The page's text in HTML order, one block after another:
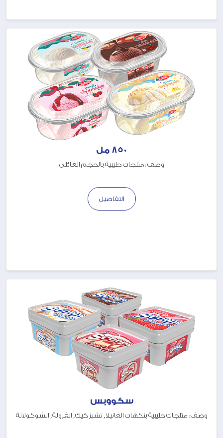
850 مل
وصف : مثلجات حليبية بالحجم العائلي
التفاصيل
سكووبس
وصف : مثلجات حليبية بنكهات الفانيلا, تشيز كيك, الفرولة, الشوكولاتة